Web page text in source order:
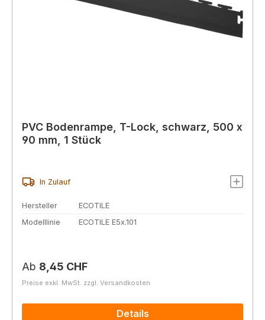
PVC Bodenrampe, T-Lock, schwarz, 500 x
90 mm, 1 Stück
In Zulauf
Hersteller
ECOTILE
Modelllinie
ECOTILE E5x.101
Regulärer Preis:
Ab 8,45 CHF
Preise exkl. MwSt. zzgl. Versandkosten
Details